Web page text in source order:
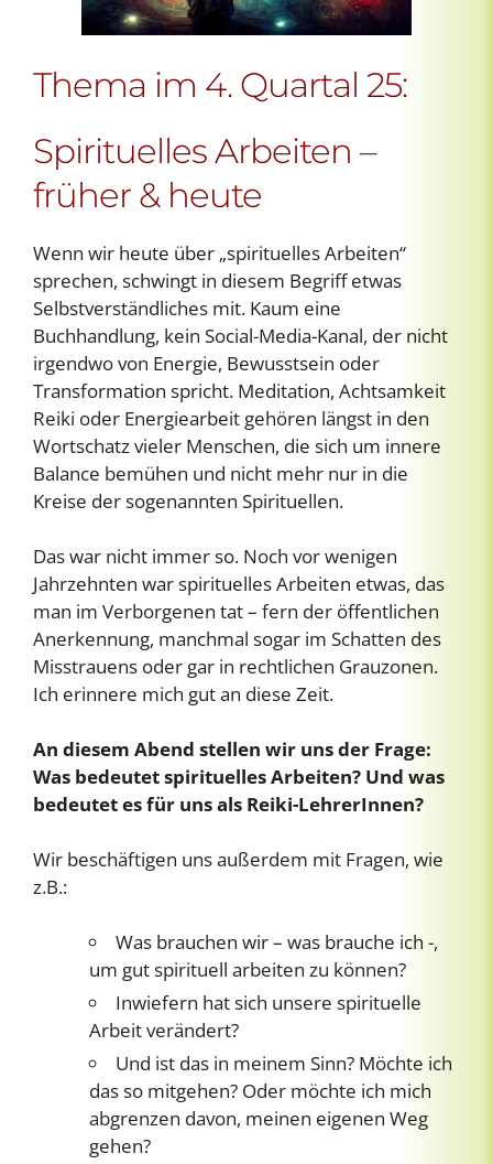
Thema im 4. Quartal 25:
Spirituelles Arbeiten –
früher & heute
Wenn wir heute über „spirituelles Arbeiten“
sprechen, schwingt in diesem Begriff etwas
Selbstverständliches mit. Kaum eine
Buchhandlung, kein Social-Media-Kanal, der nicht
irgendwo von Energie, Bewusstsein oder
Transformation spricht. Meditation, Achtsamkeit
Reiki oder Energiearbeit gehören längst in den
Wortschatz vieler Menschen, die sich um innere
Balance bemühen und nicht mehr nur in die
Kreise der sogenannten Spirituellen.
Das war nicht immer so. Noch vor wenigen
Jahrzehnten war spirituelles Arbeiten etwas, das
man im Verborgenen tat – fern der öffentlichen
Anerkennung, manchmal sogar im Schatten des
Misstrauens oder gar in rechtlichen Grauzonen.
Ich erinnere mich gut an diese Zeit.
An diesem Abend stellen wir uns der Frage:
Was bedeutet spirituelles Arbeiten? Und was
bedeutet es für uns als Reiki-LehrerInnen?
Wir beschäftigen uns außerdem mit Fragen, wie
z.B.:
Was brauchen wir – was brauche ich -,
um gut spirituell arbeiten zu können?
Inwiefern hat sich unsere spirituelle
Arbeit verändert?
Und ist das in meinem Sinn? Möchte ich
das so mitgehen? Oder möchte ich mich
abgrenzen davon, meinen eigenen Weg
gehen?